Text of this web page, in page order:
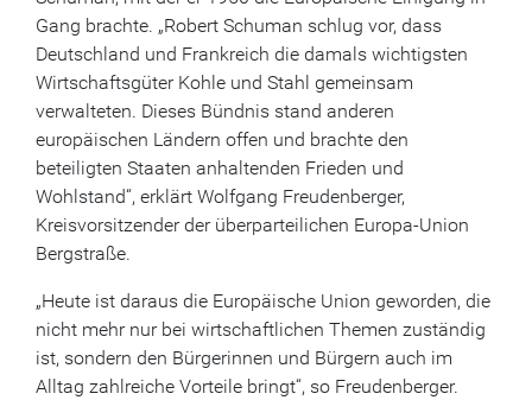
Gang brachte. „Robert Schuman schlug vor, dass
Deutschland und Frankreich die damals wichtigsten
Wirtschaftsgüter Kohle und Stahl gemeinsam
verwalteten. Dieses Bündnis stand anderen
europäischen Ländern offen und brachte den
beteiligten Staaten anhaltenden Frieden und
Wohlstand“, erklärt Wolfgang Freudenberger,
Kreisvorsitzender der überparteilichen Europa-Union
Bergstraße.
„Heute ist daraus die Europäische Union geworden, die
nicht mehr nur bei wirtschaftlichen Themen zuständig
ist, sondern den Bürgerinnen und Bürgern auch im
Alltag zahlreiche Vorteile bringt“, so Freudenberger.